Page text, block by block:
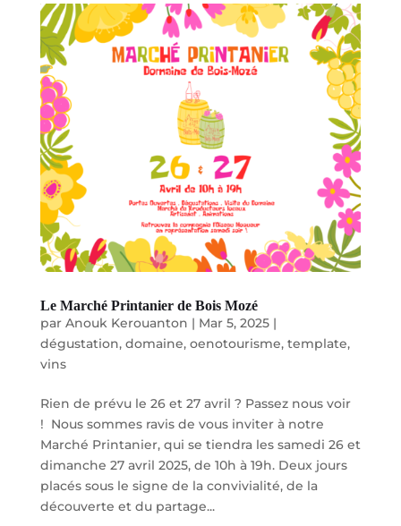
Le Marché Printanier de Bois Mozé
par Anouk Kerouanton | Mar 5, 2025|
dégustation, domaine, oenotourisme, template,
vins
Rien de prévu le 26 et 27 avril ? Passez nous voir
! Nous sommes ravis de vous inviter à notre
Marché Printanier, qui se tiendra les samedi 26 et
dimanche 27 avril 2025, de 10h à 19h. Deux jours
placés sous le signe de la convivialité, de la
découverte et du partage...